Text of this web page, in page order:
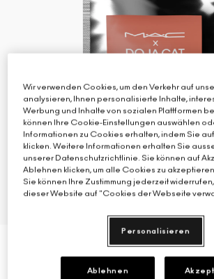
Verstehe deinen M·A·C Foundation-
ALLE GESICHTSPRODUKTE SHOPPEN
ALLE AUGENPRODUKTE SHOPPEN
ALLE PINSEL KAUFEN
€39.00/Maßeinheit
Wir verwenden Cookies, um den Verkehr auf
analysieren, Ihnen personalisierte Inhalte,
Werbung und Inhalte von sozialen Plattformen
können Ihre Cookie-Einstellungen auswählen
Informationen zu Cookies erhalten, indem Sie
klicken. Weitere Informationen erhalten Sie
unserer Datenschutzrichtlinie. Sie können auf
Ablehnen klicken, um alle Cookies zu
Sie können Ihre Zustimmung jederzeit
dieser Website auf "Cookies der Webseite
Personalisieren
Ablehnen